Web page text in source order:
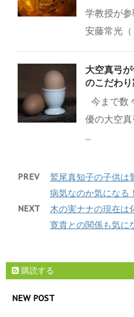
学教授が
安藤常光（
大空真弓
のこだわ
今まで数
優の大空
...
PREV
鷲尾真知子の子供は
病気なのか気になる！
NEXT
木の実ナナの現在は
寛貴との関係も気に
購読する
NEW POST